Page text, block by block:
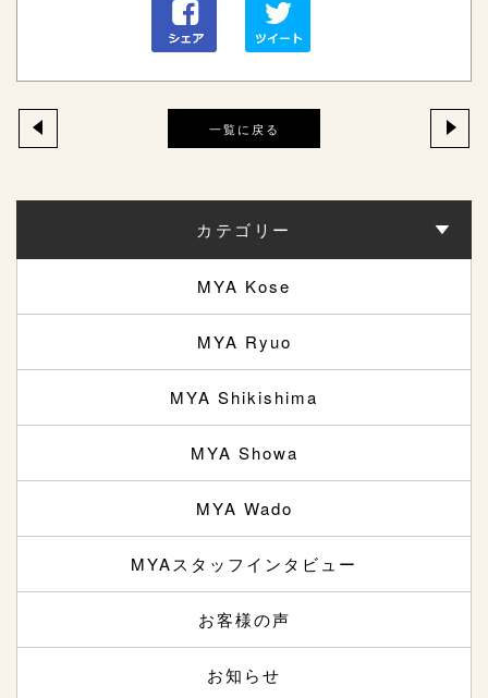
一覧に戻る
カテゴリー
MYA Kose
MYA Ryuo
MYA Shikishima
MYA Showa
MYA Wado
MYAスタッフインタビュー
お客様の声
お知らせ